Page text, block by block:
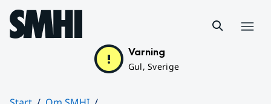
Hoppa till sidans innehåll
Varning
Gul, Sverige